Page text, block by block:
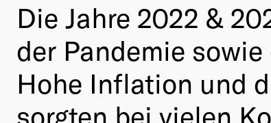
Die Jahre 2022 &
der Pandemie
Hohe Inflation und
sorgten bei vielen